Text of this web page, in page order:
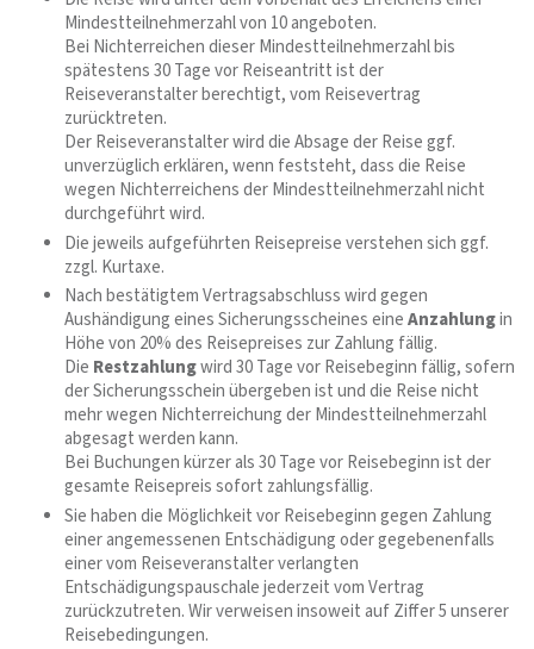
Mindestteilnehmerzahl von 10 angeboten.
Bei Nichterreichen dieser Mindestteilnehmerzahl bis
spätestens 30 Tage vor Reiseantritt ist der
Reiseveranstalter berechtigt, vom Reisevertrag
zurücktreten.
Der Reiseveranstalter wird die Absage der Reise ggf.
unverzüglich erklären, wenn feststeht, dass die Reise
wegen Nichterreichens der Mindestteilnehmerzahl nicht
durchgeführt wird.
Die jeweils aufgeführten Reisepreise verstehen sich ggf.
zzgl. Kurtaxe.
Nach bestätigtem Vertragsabschluss wird gegen
Aushändigung eines Sicherungsscheines eineAnzahlungin
Höhe von 20% des Reisepreises zur Zahlung fällig.
Die Restzahlungwird 30 Tage vor Reisebeginn fällig, sofern
der Sicherungsschein übergeben ist und die Reise nicht
mehr wegen Nichterreichung der Mindestteilnehmerzahl
abgesagt werden kann.
Bei Buchungen kürzer als 30 Tage vor Reisebeginn ist der
gesamte Reisepreis sofort zahlungsfällig.
Sie haben die Möglichkeit vor Reisebeginn gegen Zahlung
einer angemessenen Entschädigung oder gegebenenfalls
einer vom Reiseveranstalter verlangten
Entschädigungspauschale jederzeit vom Vertrag
zurückzutreten. Wir verweisen insoweit auf Ziffer 5 unserer
Reisebedingungen.